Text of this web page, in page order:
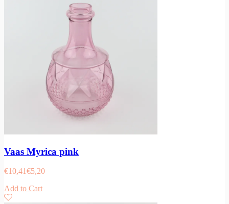
Vaas Myrica pink
€10,41€5,20
Add to Cart